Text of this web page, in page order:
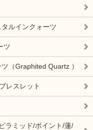
ルインクォーツ
ツ
（Graphited Quartz ）
レスレット
ラミッド/ポイント/蓮/